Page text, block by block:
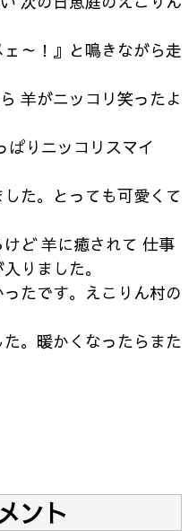
～！』と鳴きながら走
羊がニッコリ笑ったよ
ぱりニッコリスマイ
た。とっても可愛くて
ど 羊に癒されて 仕事
りました。
たです。えこりん村の
。暖かくなったらまた
ント